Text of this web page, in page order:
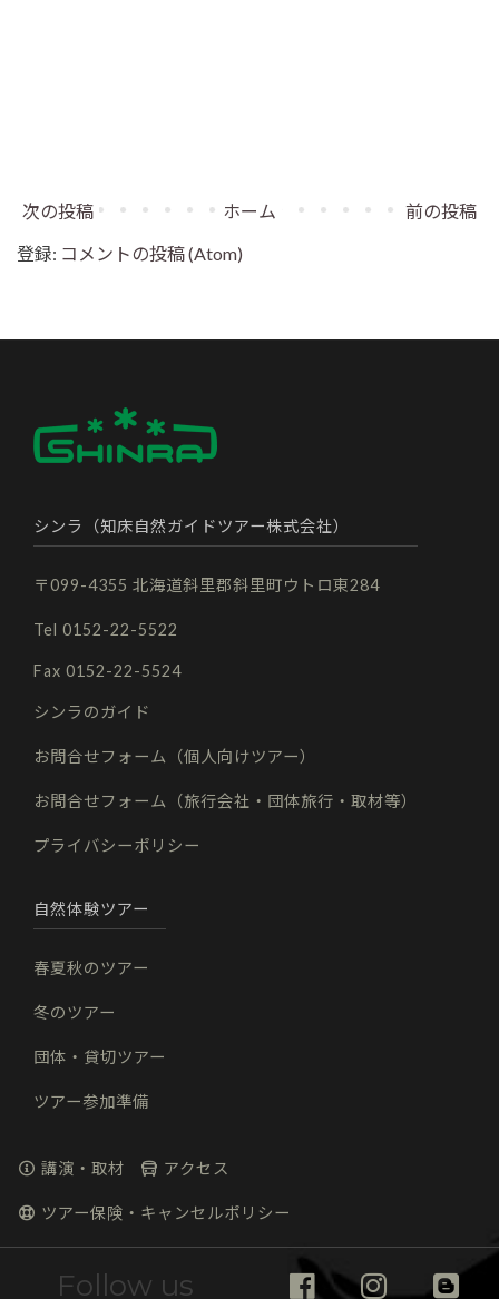
次の投稿 前の投稿
ホーム
登録: コメントの投稿 (Atom)
シンラ（知床自然ガイドツアー株式会社）
〒099-4355 北海道斜里郡斜里町ウトロ東284
Tel 0152-22-5522
Fax 0152-22-5524
シンラのガイド
お問合せフォーム（個人向けツアー）
お問合せフォーム（旅行会社・団体旅行・取材等）
プライバシーポリシー
自然体験ツアー
春夏秋のツアー
冬のツアー
団体・貸切ツアー
ツアー参加準備
講演・取材 アクセス
ツアー保険・キャンセルポリシー
Follow us